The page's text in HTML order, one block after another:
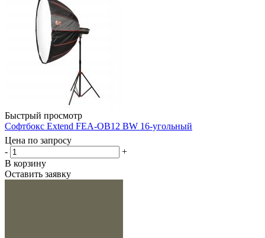
Быстрый просмотр
Софтбокс Extend FEA-OB12 BW 16-угольный
Цена по запросу
-
+
В корзину
Оставить заявку